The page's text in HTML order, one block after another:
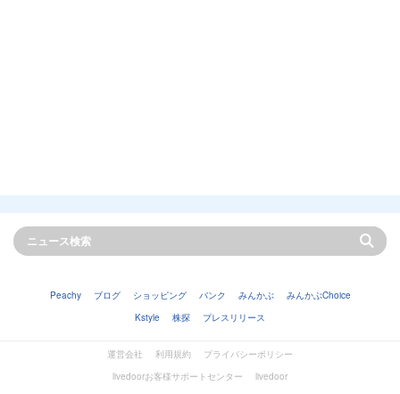
Peachy ブログ ショッピング バンク みんかぶ
みんかぶChoice
Kstyle
株探 プレスリリース
運営会社 利用規約
プライバシーポリシー
livedoorお客様サポートセンター
livedoor